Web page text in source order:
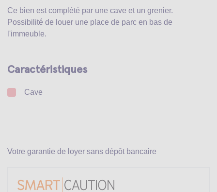
Ce bien est complété par une cave et un grenier.
Possibilité de louer une place de parc en bas de
l'immeuble.
Caractéristiques
Cave
Votre garantie de loyer sans dépôt bancaire